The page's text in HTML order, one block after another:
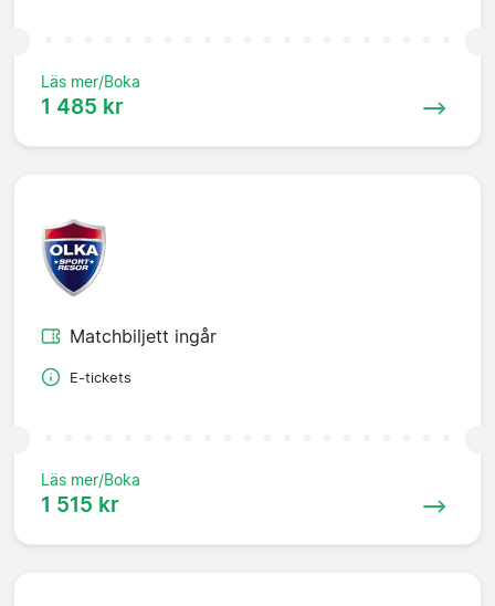
Läs mer/Boka
1 485 kr
Matchbiljett ingår
E-tickets
Läs mer/Boka
1 515 kr